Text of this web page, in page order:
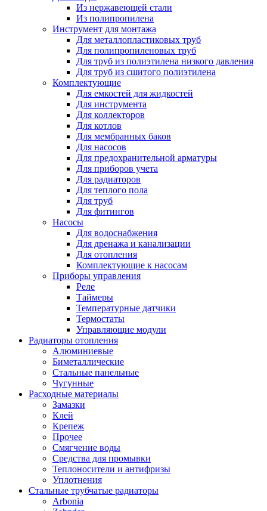
Из нержавеющей стали
Из полипропилена
Инструмент для монтажа
Для металлопластиковых труб
Для полипропиленовых труб
Для труб из полиэтилена низкого давления
Для труб из сшитого полиэтилена
Комплектующие
Для емкостей для жидкостей
Для инструмента
Для коллекторов
Для котлов
Для мембранных баков
Для насосов
Для предохранительной арматуры
Для приборов учета
Для радиаторов
Для теплого пола
Для труб
Для фитингов
Насосы
Для водоснабжения
Для дренажа и канализации
Для отопления
Комплектующие к насосам
Приборы управления
Реле
Таймеры
Температурные датчики
Термостаты
Управляющие модули
Радиаторы отопления
Алюминиевые
Биметаллические
Стальные панельные
Чугунные
Расходные материалы
Замазки
Клей
Крепеж
Прочее
Смягчение воды
Средства для промывки
Теплоносители и антифризы
Уплотнения
Стальные трубчатые радиаторы
Arbonia